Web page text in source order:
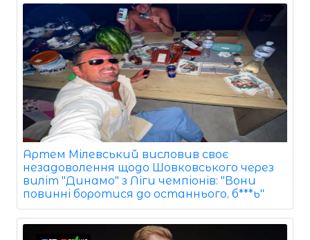
Артем Мілевський висловив своє
незадоволення щодо Шовковського через
виліт "Динамо" з Ліги чемпіонів: "Вони
повинні боротися до останнього, б***ь"